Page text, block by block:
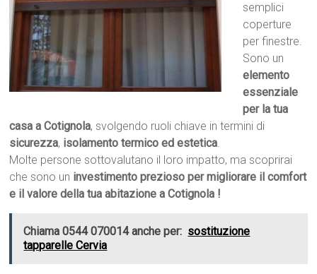
semplici
coperture
per finestre.
Sono un
elemento
essenziale
per la tua
casa a Cotignola, svolgendo ruoli chiave in termini di
sicurezza, isolamento termico ed estetica.
Molte persone sottovalutano il loro impatto, ma scoprirai
che sono un investimento prezioso per migliorare il comfort
e il valore della tua abitazione a Cotignola !
Chiama 0544 070014 anche per: sostituzione
tapparelle Cervia